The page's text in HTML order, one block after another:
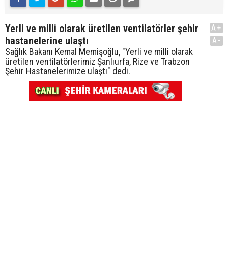
Yerli ve milli olarak üretilen ventilatörler şehir
hastanelerine ulaştı
Sağlık Bakanı Kemal Memişoğlu, "Yerli ve milli olarak
üretilen ventilatörlerimiz Şanlıurfa, Rize ve Trabzon
Şehir Hastanelerimize ulaştı" dedi.
A+
A-